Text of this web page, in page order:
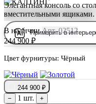
Примерить в
Элегантная консоль со
вместительными ящиками.
В наличии Арт. 02512
244 900 ₽
Цвет фурнитуры: Чёрный
244 900 ₽
−
1 шт. +